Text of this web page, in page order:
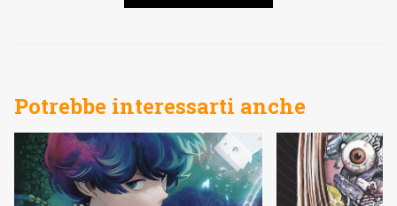
Potrebbe interessarti anche